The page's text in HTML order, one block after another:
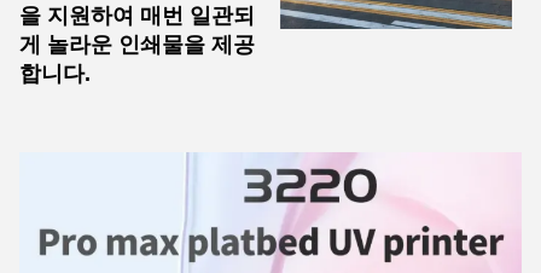
을 지원하여 매번 일관되
게 놀라운 인쇄물을 제공
합니다.